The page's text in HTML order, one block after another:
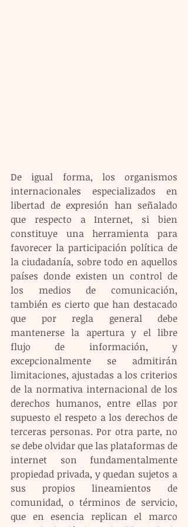
De igual forma, los organismos
internacionales especializados en
libertad de expresión han señalado
que respecto a Internet, si bien
constituye una herramienta para
favorecer la participación política de
la ciudadanía, sobre todo en aquellos
países donde existen un control de
los medios de comunicación,
también es cierto que han destacado
que por regla general debe
mantenerse la apertura y el libre
flujo de información, y
excepcionalmente se admitirán
limitaciones, ajustadas a los criterios
de la normativa internacional de los
derechos humanos, entre ellas por
supuesto el respeto a los derechos de
terceras personas. Por otra parte, no
se debe olvidar que las plataformas de
internet son fundamentalmente
propiedad privada, y quedan sujetos a
sus propios lineamientos de
comunidad, o términos de servicio,
que en esencia replican el marco